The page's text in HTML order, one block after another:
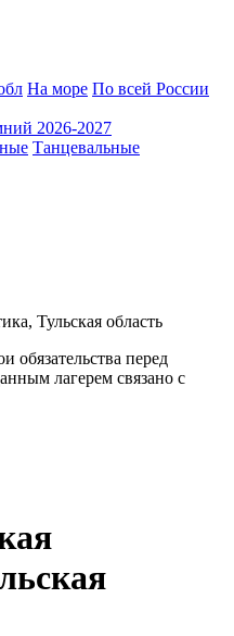
На море По всей России
2026-2027
Танцевальные
Тульская область
обязательства перед
лагерем связано с